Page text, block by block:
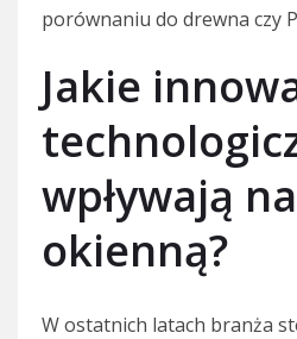
porównaniu do drewna czy
Jakie
wpływają
okienną?
W ostatnich latach branża